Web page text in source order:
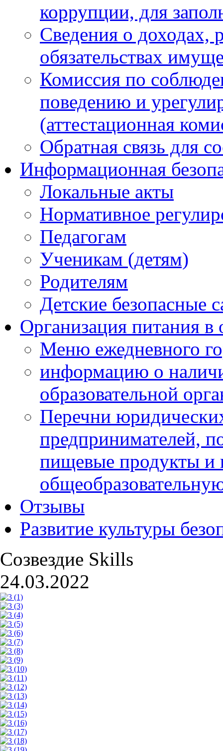
коррупции, для
Сведения о доходах,
обязательствах
Комиссия по
поведению и
(аттестационная
Обратная связь для
Информационная
Локальные акты
Нормативное
Педагогам
Ученикам (детям)
Родителям
Детские безопасные
Организация питания в
Меню ежедневного
информацию о
образовательной
Перечни
предпринимателей,
пищевые продукты и
Отзывы
Развитие культуры
Созвездие Skills
24.03.2022